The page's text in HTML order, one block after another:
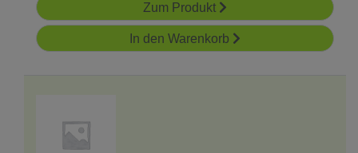
Zum Produkt
In den Warenkorb